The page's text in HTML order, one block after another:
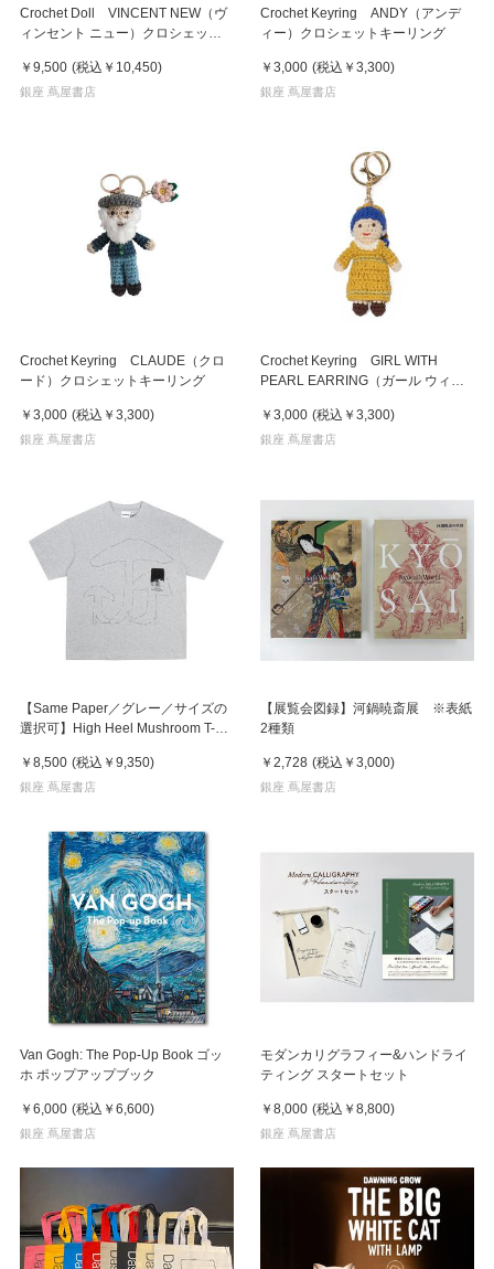
Crochet Doll VINCENT NEW（ヴ
ィンセント ニュー）クロシェット
￥9,500 (税込 ￥10,450)
銀座 蔦屋書店
Crochet Keyring ANDY（アンデ
ィー）クロシェットキーリング
￥3,000 (税込 ￥3,300)
銀座 蔦屋書店
Crochet Keyring CLAUDE（クロ
ード）クロシェットキーリング
￥3,000 (税込 ￥3,300)
銀座 蔦屋書店
Crochet Keyring GIRL WITH
PEARL EARRING（ガール ウィズ
ーリング
￥3,000 (税込 ￥3,300)
銀座 蔦屋書店
【Same Paper／グレー／サイズの
選択可】High Heel Mushroom T-
￥8,500 (税込 ￥9,350)
銀座 蔦屋書店
【展覧会図録】河鍋暁斎展 ※表紙
2種類
￥2,728 (税込 ￥3,000)
銀座 蔦屋書店
Van Gogh: The Pop-Up Book ゴッ
ホ ポップアップブック
￥6,000 (税込 ￥6,600)
銀座 蔦屋書店
モダンカリグラフィー&ハンドライ
ティング スタートセット
￥8,000 (税込 ￥8,800)
銀座 蔦屋書店